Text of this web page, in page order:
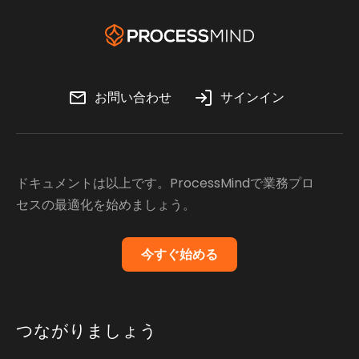
お問い合わせ サインイン
ドキュメントは以上です。ProcessMindで業務プロ
セスの最適化を始めましょう。
今すぐ始める
つながりましょう